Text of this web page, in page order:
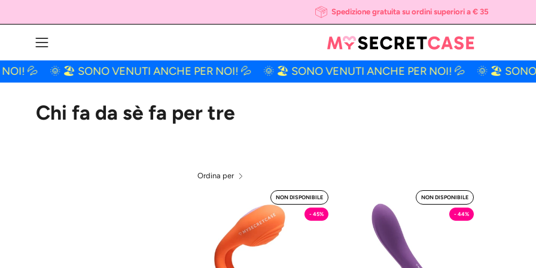
al
contenuto
Spedizione gratuita su ordini superiori a € 35
Apri
menu
di
🌞 🏖 SONO VENUTI ANCHE PER NOI! 💦 🌞 🏖 SONO VENUTI ANCHE PER NOI! 💦 🌞 🏖 SONO
Chi fa da sè fa per tre
Ordina per
Io
Tu
e
l'Altro
NON DISPONIBILE
- 45%
Birba
G
NON DISPONIBILE
- 44%